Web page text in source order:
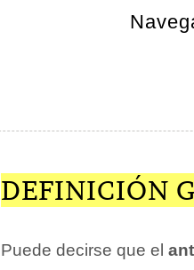
DEFINICIÓN
Puede decirse que el